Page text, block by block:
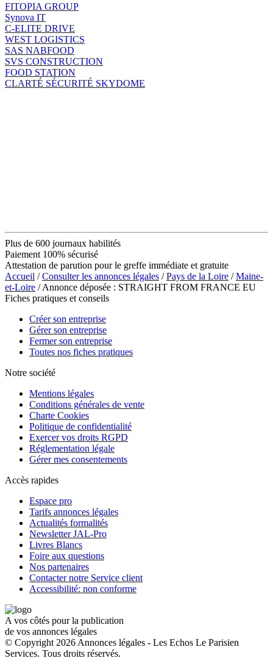
FITOPIA GROUP
Synova IT
C-ELITE DRIVE
WEST LOGISTICS
SAS NABFOOD
SVS CONSTRUCTION
FOOD STATION
CLARTÉ SÉCURITÉ SKYDOME
Plus de 600 journaux habilités
Paiement 100% sécurisé
Attestation de parution pour le greffe immédiate et gratuite
Accueil /Consulter les annonces légales /Pays de la Loire /Maine-
et-Loire / Annonce déposée : STRAIGHT FROM FRANCE EU
Fiches pratiques et conseils
Créer son entreprise
Gérer son entreprise
Fermer son entreprise
Toutes nos fiches pratiques
Notre société
Mentions légales
Conditions générales de vente
Charte Cookies
Politique de confidentialité
Exercer vos droits RGPD
Réglementation légale
Gérer mes consentements
Accès rapides
Espace pro
Tarifs annonces légales
Actualités formalités
Newsletter JAL-Pro
Livres Blancs
Foire aux questions
Nos partenaires
Contacter notre Service client
Accessibilité: non conforme
A vos côtés pour la publication
de vos annonces légales
© Copyright 2026 Annonces légales - Les Echos Le Parisien
Services. Tous droits réservés.